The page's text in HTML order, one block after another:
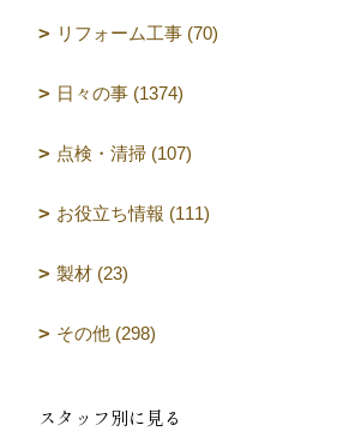
リフォーム工事 (70)
日々の事 (1374)
点検・清掃 (107)
お役立ち情報 (111)
製材 (23)
その他 (298)
スタッフ別に見る